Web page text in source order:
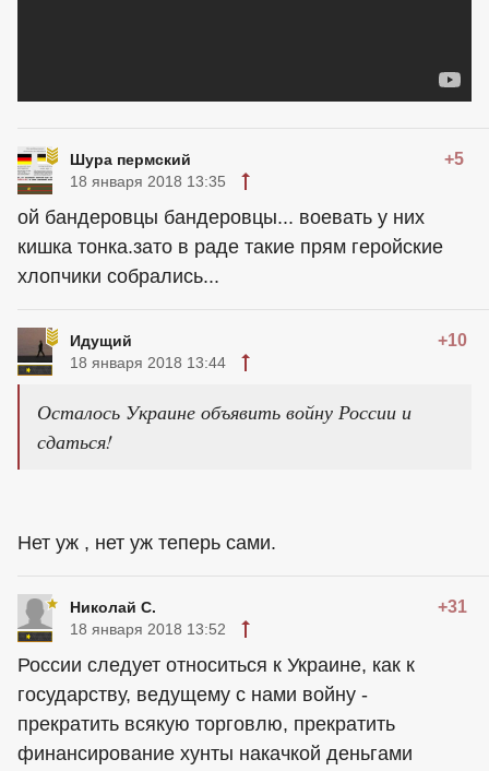
Шура пермский +5
18 января 2018 13:35
ой бандеровцы бандеровцы... воевать у них
кишка тонка.зато в раде такие прям геройские
хлопчики собрались...
Идущий +10
18 января 2018 13:44
Осталось Украине объявить войну России и
сдаться!
Нет уж , нет уж теперь сами.
Николай С. +31
18 января 2018 13:52
России следует относиться к Украине, как к
государству, ведущему с нами войну -
прекратить всякую торговлю, прекратить
финансирование хунты накачкой деньгами